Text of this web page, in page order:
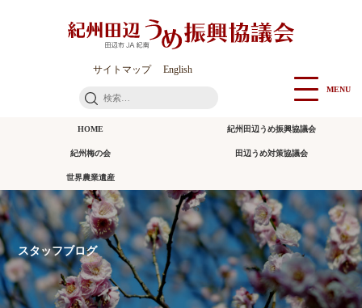
サイトマップ English
検
MENU
HOME 紀州田辺うめ振興協議会
紀州梅の会 田辺うめ対策協議会
世界農業遺産
スタッフブログ